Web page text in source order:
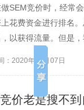
SEM竞价时，经常
花费资金进行排名
以获得流量。但是
：2020年01月07日
价老是搜不